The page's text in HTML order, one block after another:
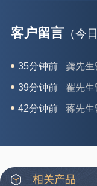
客户留言（今
35分钟前 龚先生留
39分钟前 翟先生
42分钟前 蒋先生
12分钟前 宋先生
相关产品